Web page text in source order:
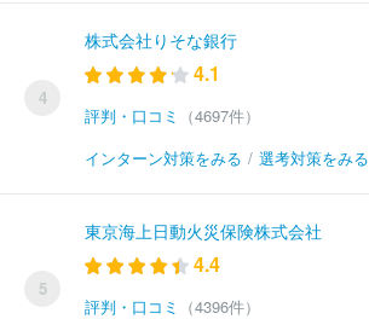
4
株式会社りそな銀行
4.1
評判・口コミ
（4697件）
インターン対策をみる / 選考対策をみる
5
東京海上日動火災保険株式会社
4.4
評判・口コミ
（4396件）